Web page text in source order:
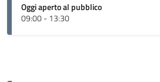
Oggi aperto al pubblico
09:00 - 13:30